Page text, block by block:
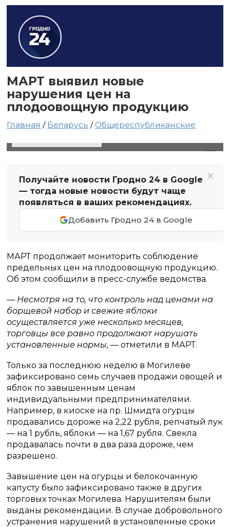
МАРТ выявил новые
нарушения цен на
плодоовощную продукцию
Главная / Беларусь /Общереспубликанские
Получайте новости Гродно 24 в Google
— тогда новые новости будут чаще
появляться в ваших рекомендациях.
Добавить Гродно 24 в Google
МАРТ продолжает мониторить соблюдение
предельных цен на плодоовощную продукцию.
Об этом сообщили в пресс-службе ведомства.
— Несмотря на то, что контроль над ценами на
борщевой набор и свежие яблоки
осуществляется уже несколько месяцев,
торговцы все равно продолжают нарушать
установленные нормы,— отметили в МАРТ.
Только за последнюю неделю в Могилеве
зафиксировано семь случаев продажи овощей и
яблок по завышенным ценам
индивидуальными предпринимателями.
Например, в киоске на пр. Шмидта огурцы
продавались дороже на 2,22 рубля, репчатый лук
— на 1 рубль, яблоки — на 1,67 рубля. Свекла
продавалась почти в два раза дороже, чем
разрешено.
Завышение цен на огурцы и белокочанную
капусту было зафиксировано также в других
торговых точках Могилева. Нарушителям были
выданы рекомендации. В случае добровольного
устранения нарушений в установленные сроки